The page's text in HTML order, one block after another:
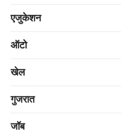
एजुकेशन
ऑटो
खेल
गुजरात
जॉब